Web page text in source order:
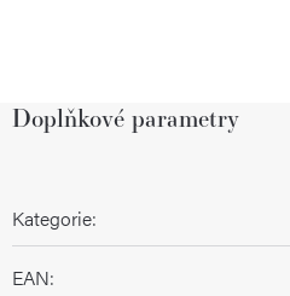
Doplňkové parametry
Kategorie:
EAN: